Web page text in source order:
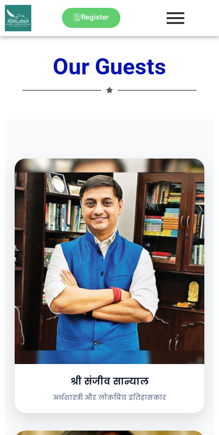
Skip
content
Register
Our Guests
श्री संजीव सान्याल
अर्थशास्त्री और लोकप्रिय इतिहासकार